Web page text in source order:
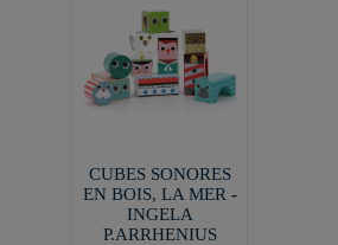
CUBES SONORES
EN BOIS, LA MER -
INGELA
P.ARRHENIUS